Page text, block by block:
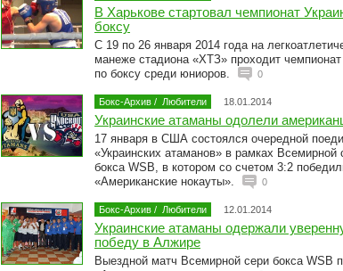
В Харькове стартовал чемпионат
боксу
С 19 по 26 января 2014 года на
манеже стадиона «ХТЗ» проходит
по боксу среди юниоров.
0
Бокс-Архив / Любители 18.01.2014
Украинские атаманы одолели
17 января в США состоялся очередной
«Украинских атаманов» в рамках Всемирной
бокса WSB, в котором со счетом 3:2
«Американские нокауты».
0
Бокс-Архив / Любители 12.01.2014
Украинские атаманы одержали
победу в Алжире
Выездной матч Всемирной сери бокса WSB